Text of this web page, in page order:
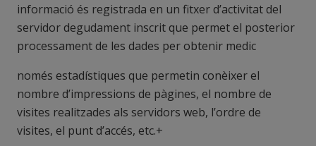
informació és registrada en un fitxer d’activitat del
servidor degudament inscrit que permet el posterior
processament de les dades per obtenir medic
només estadístiques que permetin conèixer el
nombre d’impressions de pàgines, el nombre de
visites realitzades als servidors web, l’ordre de
visites, el punt d’accés, etc.+